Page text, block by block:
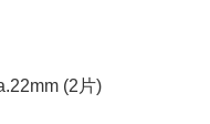
(2片)